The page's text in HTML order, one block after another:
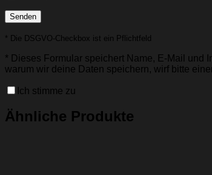
* Die DSGVO-Checkbox ist ein Pflichtfeld
* Dieses Formular speichert Name, E-Mail und
warum wir deine Daten speichern, wirf bitte
Ich stimme zu
Ähnliche Produkte